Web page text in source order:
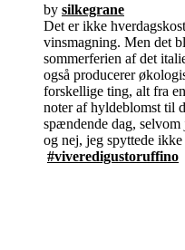
by silkegrane
Det er ikke
vinsmagning. Men det
sommerferien af det
også producerer
forskellige ting, alt fra
noter af hyldeblomst til
spændende dag,
og nej, jeg spyttede
#viveredigustoruffino